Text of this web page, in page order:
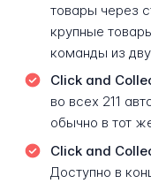
товары через
крупные
команды из
Click and
во всех 211
обычно в тот
Click and
Доступно в